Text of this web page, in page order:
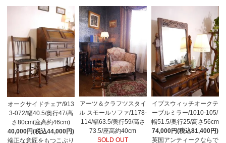
オークサイドチェア/913
3-072/幅40.5/奥行47/高
さ80cm(座高約46cm)
40,000円(税込44,000円)
端正な意匠をもつこぶり
アーツ＆クラフツスタイ
ル スモールソファ/1178-
114/幅63.5/奥行59/高さ
73.5/座高約40cm
SOLD OUT
イプスウィッチオークテ
ーブルミラー/1010-105/
幅51.5/奥行25/高さ56cm
74,000円(税込81,400円)
英国アンティークならで